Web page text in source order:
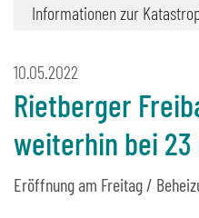
Informationen zur
10.05.2022
Rietberger
weiterhin bei 23
Eröffnung am Freitag /